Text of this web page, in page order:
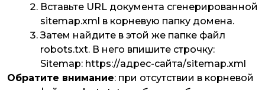
Вставьте URL документа сгенерированной
sitemap.xml в корневую папку домена.
Затем найдите в этой же папке файл
robots.txt. В него впишите строчку:
Sitemap: https://адрес-сайта/sitemap.xml
Обратите внимание: при отсутствии в корневой